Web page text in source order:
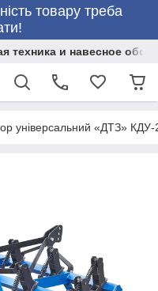
товару треба
техника и навесное
універсальний «ДТЗ» КДУ-